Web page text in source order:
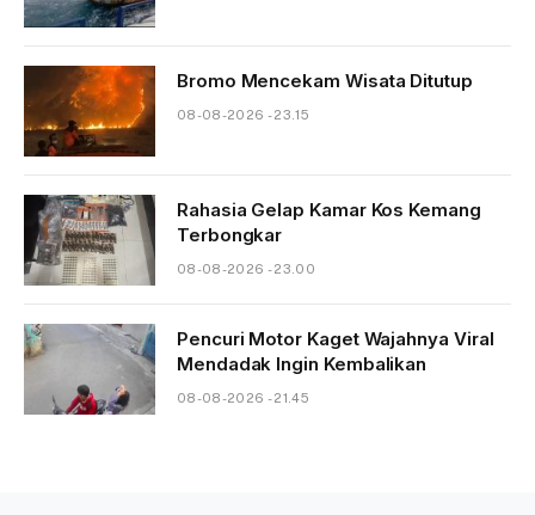
Bromo Mencekam Wisata Ditutup
08-08-2026 - 23.15
Rahasia Gelap Kamar Kos Kemang
Terbongkar
08-08-2026 - 23.00
Pencuri Motor Kaget Wajahnya Viral
Mendadak Ingin Kembalikan
08-08-2026 - 21.45